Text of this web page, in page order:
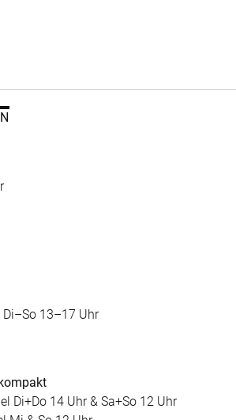
13–17 Uhr
Di+Do 14 Uhr & Sa+So 12 Uhr